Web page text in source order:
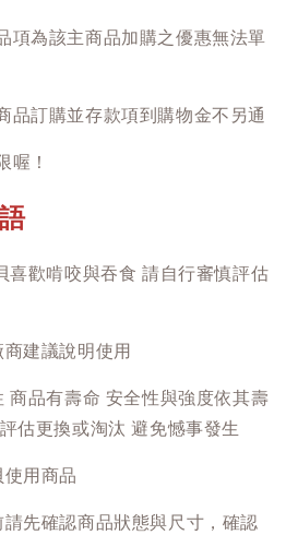
項為該主商品加購之優惠無法單
品訂購並存款項到購物金不另通
喔！
喜歡啃咬與吞食 請自行審慎評估
建議說明使用
商品有壽命 安全性與強度依其壽
估更換或淘汰 避免憾事發生
用商品
先確認商品狀態與尺寸，確認